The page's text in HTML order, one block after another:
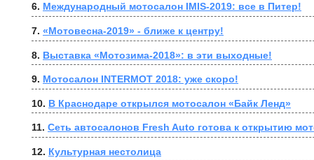
6. Международный мотосалон IMIS-2019: все в Питер!
7. «Мотовесна-2019» - ближе к центру!
8. Выставка «Мотозима-2018»: в эти выходные!
9. Мотосалон INTERMOT 2018: уже скоро!
10. В Краснодаре открылся мотосалон «Байк Ленд»
11. Сеть автосалонов Fresh Auto готова к открытию
12. Культурная нестолица